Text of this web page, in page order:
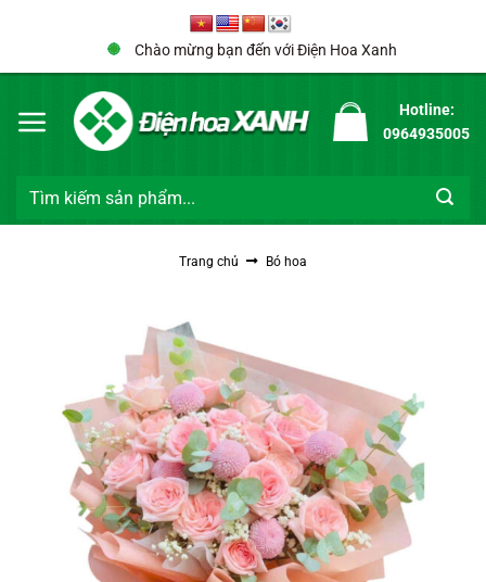
Chào mừng bạn đến với Điện Hoa Xanh
Hotline:
0964935005
Tìm
Trang chủ Bó hoa